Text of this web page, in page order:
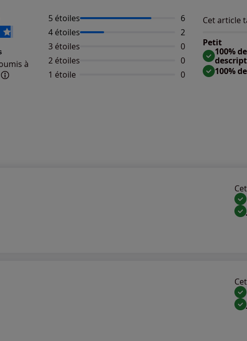
à
5 étoiles Nombre d'avis :
6
4 étoiles
Nombre d'avis :
2
3 étoiles
Aucun avis
0
2 étoiles
Aucun avis
0
1 étoile
Aucun avis
0
Cet article
Petit
Répartition
Taille
100%
100%